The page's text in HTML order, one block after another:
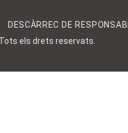
DESCÀRREC DE
els drets reservats.